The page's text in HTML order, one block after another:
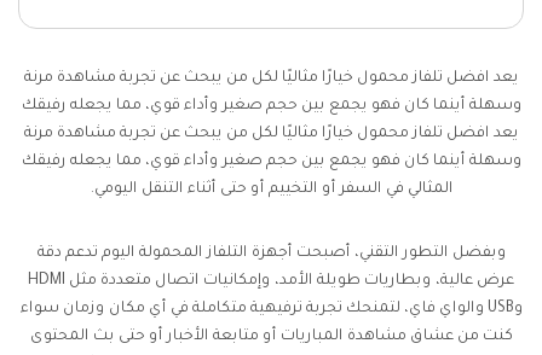
يعد افضل تلفاز محمول خيارًا مثاليًا لكل من يبحث عن تجربة مشاهدة مرنة
وسهلة أينما كان فهو يجمع بين حجم صغير وأداء قوي، مما يجعله رفيقك
يعد افضل تلفاز محمول خيارًا مثاليًا لكل من يبحث عن تجربة مشاهدة مرنة
وسهلة أينما كان فهو يجمع بين حجم صغير وأداء قوي، مما يجعله رفيقك
المثالي في السفر أو التخييم أو حتى أثناء التنقل اليومي.
وبفضل التطور التقني، أصبحت أجهزة التلفاز المحمولة اليوم تدعم دقة
عرض عالية، وبطاريات طويلة الأمد، وإمكانيات اتصال متعددة مثل HDMI
وUSB والواي فاي، لتمنحك تجربة ترفيهية متكاملة في أي مكان وزمان سواء
كنت من عشاق مشاهدة المباريات أو متابعة الأخبار أو حتى بث المحتوى